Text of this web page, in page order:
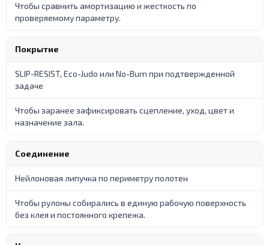
Чтобы сравнить амортизацию и жесткость по
проверяемому параметру.
Покрытие
SLIP-RESIST, Eco-Judo или No-Burn при подтвержденной
задаче
Чтобы заранее зафиксировать сцепление, уход, цвет и
назначение зала.
Соединение
Нейлоновая липучка по периметру полотен
Чтобы рулоны собирались в единую рабочую поверхность
без клея и постоянного крепежа.